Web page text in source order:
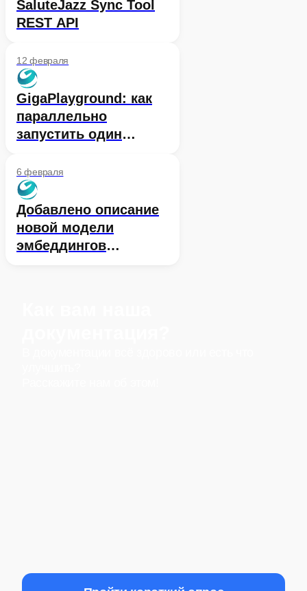
SaluteJazz Sync Tool
REST API
12 февраля
GigaPlayground: как
параллельно
запустить один
моделях, чтобы
оценить их ответы
6 февраля
Добавлено описание
новой модели
эмбеддингов